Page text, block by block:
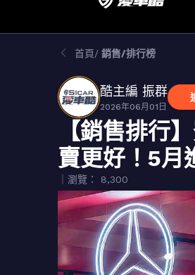
首頁 銷售/排行榜
酷主編 振群
2026年06月01日
【銷售排行
賣更好！5月
｜瀏覽： 8,300